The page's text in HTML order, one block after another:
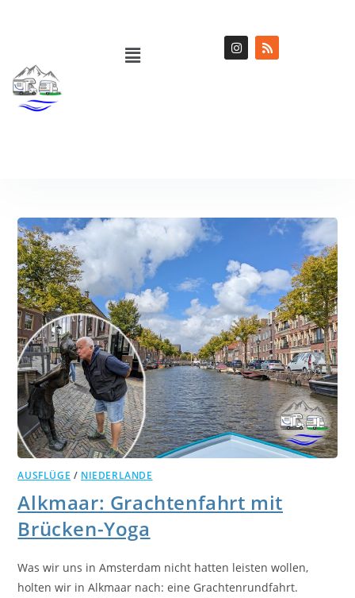
AUSFLÜGE / NIEDERLANDE
Alkmaar: Grachtenfahrt mit
Brücken-Yoga
Was wir uns in Amsterdam nicht hatten leisten wollen,
holten wir in Alkmaar nach: eine Grachtenrundfahrt.